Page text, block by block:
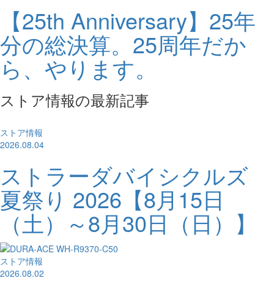
【25th Anniversary】25年
分の総決算。25周年だか
ら、やります。
ストア情報の最新記事
ストア情報
2026.08.04
ストラーダバイシクルズ
夏祭り 2026【8月15日
（土）～8月30日（日）】
ストア情報
2026.08.02